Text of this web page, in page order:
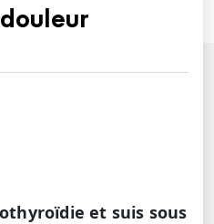
et suis sous